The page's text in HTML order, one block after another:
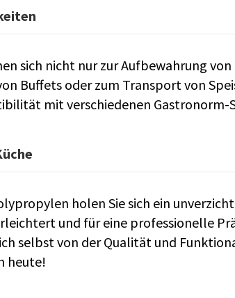
sich nicht nur zur Aufbewahrung
Buffets oder zum Transport von
mit verschiedenen Gastronorm-
holen Sie sich ein
und für eine professionelle
selbst von der Qualität und
heute!